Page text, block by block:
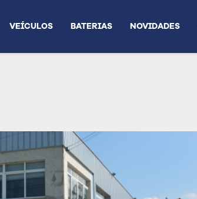
VEÍCULOS BATERIAS NOVIDADES